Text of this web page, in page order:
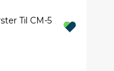
Til CM-5